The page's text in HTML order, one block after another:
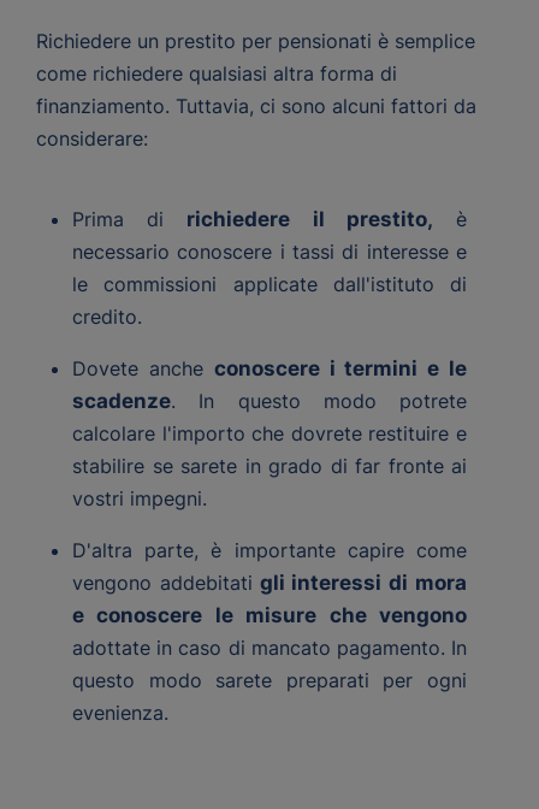
Richiedere un prestito per pensionati è semplice
come richiedere qualsiasi altra forma di
finanziamento. Tuttavia, ci sono alcuni fattori da
considerare:
Prima di richiedere il prestito, è
necessario conoscere i tassi di interesse e
le commissioni applicate dall'istituto di
credito.
Dovete anche conoscere i termini e le
scadenze. In questo modo potrete
calcolare l'importo che dovrete restituire e
stabilire se sarete in grado di far fronte ai
vostri impegni.
D'altra parte, è importante capire come
vengono addebitati gli interessi di mora
e conoscere le misure che vengono
adottate in caso di mancato pagamento. In
questo modo sarete preparati per ogni
evenienza.